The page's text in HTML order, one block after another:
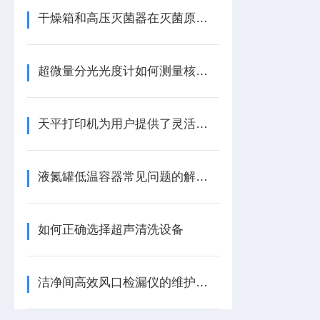
干燥箱和高压灭菌器在灭菌原理上的区别
超微量分光光度计如何测量核酸浓度
天平打印机为用户提供了灵活而广阔的选择空间
液氮罐低温容器常见问题的解决办法
如何正确选择超声清洗设备
洁净间高效风口检漏仪的维护与校准要点